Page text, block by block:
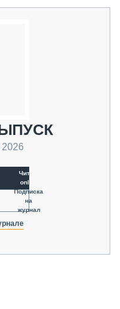
Читать
online
Подписка
на
журнал